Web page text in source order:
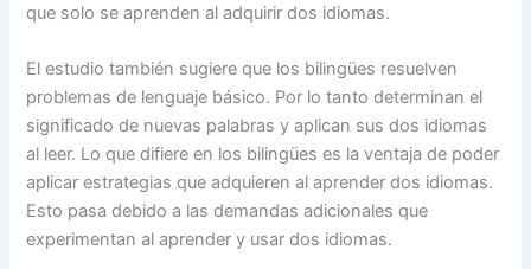
que solo se aprenden al adquirir dos idiomas.
El estudio también sugiere que los bilingües resuelven
problemas de lenguaje básico. Por lo tanto determinan el
significado de nuevas palabras y aplican sus dos idiomas
al leer. Lo que difiere en los bilingües es la ventaja de poder
aplicar estrategias que adquieren al aprender dos idiomas.
Esto pasa debido a las demandas adicionales que
experimentan al aprender y usar dos idiomas.